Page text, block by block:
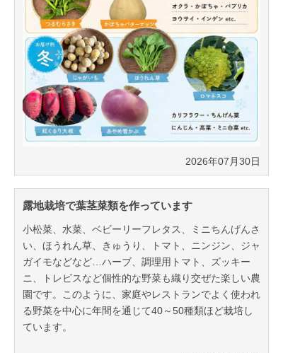
2026年07月30日
露地栽培で葉茎菜類を作っています
小松菜、水菜、ベビーリーフレタス、ミニちんげんさ
い、ほうれん草、きゅうり、トマト、ニンジン、ジャ
ガイモなどなど…ハーブ、調理用トマト、ズッキー
ニ、トレビスなど個性的な野菜も織り交ぜた楽しい農
園です。このように、家庭やレストランでよく使われ
る野菜を中心に年間を通じて40～50種類ほど栽培し
ています。